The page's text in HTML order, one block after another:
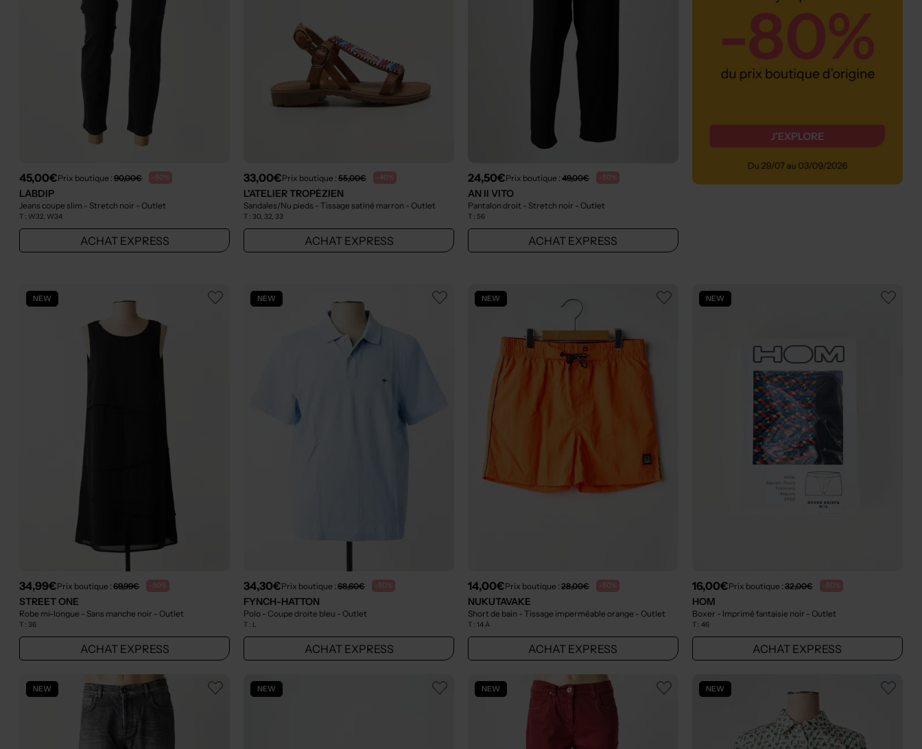
45,00€Prix boutique :90,00€ -50%
LABDIP
Jeans coupe slim - Stretch noir - Outlet
T : W32, W34
ACHAT EXPRESS
33,00€Prix boutique :55,00€ -40%
L'ATELIER TROPÉZIEN
Sandales/Nu pieds - Tissage satiné marron - Outlet
T :30, 32, 33
ACHAT EXPRESS
24,50€Prix boutique : 49,00€ -50%
AN II VITO
Pantalon droit - Stretch noir - Outlet
T : 56
ACHAT EXPRESS
NEW
34,99€Prix boutique :69,99€ -50%
STREET ONE
Robe mi-longue - Sans manche noir - Outlet
T :36
ACHAT EXPRESS
NEW
34,30€Prix boutique :68,60€ -50%
FYNCH-HATTON
Polo - Coupe droite bleu - Outlet
T : L
ACHAT EXPRESS
NEW
14,00€Prix boutique : 28,00€ -50%
NUKUTAVAKE
Short de bain - Tissage imperméable orange - Outlet
T : 14 A
ACHAT EXPRESS
NEW
16,00€Prix boutique : 32,00€ -50%
HOM
Boxer - Imprimé fantaisie noir - Outlet
T : 46
ACHAT EXPRESS
NEW NEW NEW NEW